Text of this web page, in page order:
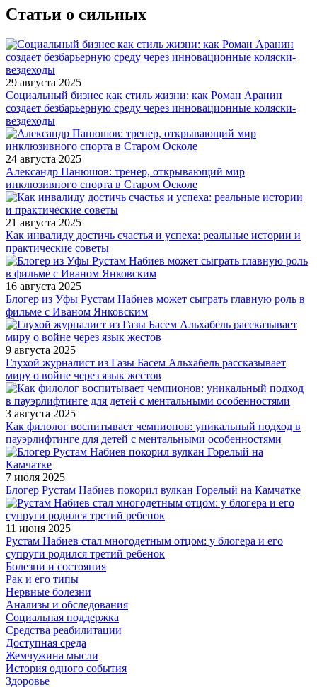
Статьи о сильных
29 августа 2025
Социальный бизнес как стиль жизни: как Роман Аранин
создает безбарьерную среду через инновационные коляски-
вездеходы
24 августа 2025
Александр Панюшов: тренер, открывающий мир
инклюзивного спорта в Старом Осколе
21 августа 2025
Как инвалиду достичь счастья и успеха: реальные истории и
практические советы
16 августа 2025
Блогер из Уфы Рустам Набиев может сыграть главную роль в
фильме с Иваном Янковским
9 августа 2025
Глухой журналист из Газы Басем Альхабель рассказывает
миру о войне через язык жестов
3 августа 2025
Как филолог воспитывает чемпионов: уникальный подход в
пауэрлифтинге для детей с ментальными особенностями
7 июля 2025
Блогер Рустам Набиев покорил вулкан Горелый на Камчатке
11 июня 2025
Рустам Набиев стал многодетным отцом: у блогера и его
супруги родился третий ребенок
Болезни и состояния
Рак и его типы
Нервные болезни
Анализы и обследования
Социальная поддержка
Средства реабилитации
Доступная среда
Жемчужина мысли
История одного события
Здоровье